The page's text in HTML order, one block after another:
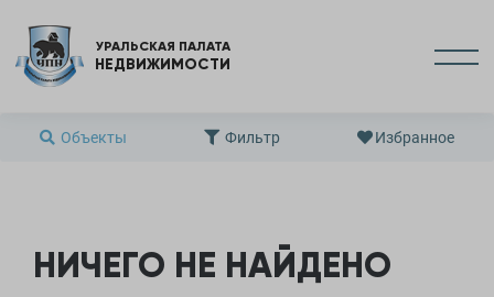
УРАЛЬСКАЯ ПАЛАТА
НЕДВИЖИМОСТИ
Объекты Фильтр Избранное
НИЧЕГО НЕ НАЙДЕНО